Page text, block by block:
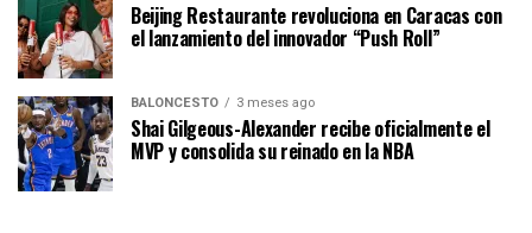
Beijing Restaurante revoluciona en Caracas con
el lanzamiento del innovador “Push Roll”
BALONCESTO 3 meses ago
Shai Gilgeous-Alexander recibe oficialmente el
MVP y consolida su reinado en la NBA